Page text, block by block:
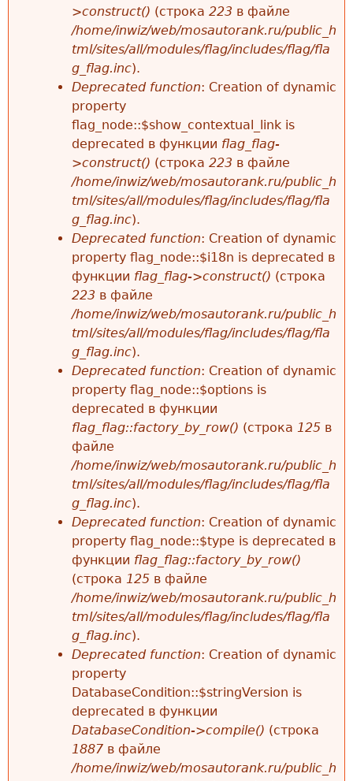
>construct() (строка 223 в файле
/home/inwiz/web/mosautorank.ru/public_h
tml/sites/all/modules/flag/includes/flag/fla
g_flag.inc).
Deprecated function: Creation of dynamic
property
flag_node::$show_contextual_link is
deprecated в функции flag_flag-
>construct() (строка 223 в файле
/home/inwiz/web/mosautorank.ru/public_h
tml/sites/all/modules/flag/includes/flag/fla
g_flag.inc).
Deprecated function: Creation of dynamic
property flag_node::$i18n is deprecated в
функции flag_flag->construct() (строка
223 в файле
/home/inwiz/web/mosautorank.ru/public_h
tml/sites/all/modules/flag/includes/flag/fla
g_flag.inc).
Deprecated function: Creation of dynamic
property flag_node::$options is
deprecated в функции
flag_flag::factory_by_row() (строка 125 в
файле
/home/inwiz/web/mosautorank.ru/public_h
tml/sites/all/modules/flag/includes/flag/fla
g_flag.inc).
Deprecated function: Creation of dynamic
property flag_node::$type is deprecated в
функции flag_flag::factory_by_row()
(строка 125 в файле
/home/inwiz/web/mosautorank.ru/public_h
tml/sites/all/modules/flag/includes/flag/fla
g_flag.inc).
Deprecated function: Creation of dynamic
property
DatabaseCondition::$stringVersion is
deprecated в функции
DatabaseCondition->compile() (строка
1887 в файле
/home/inwiz/web/mosautorank.ru/public_h